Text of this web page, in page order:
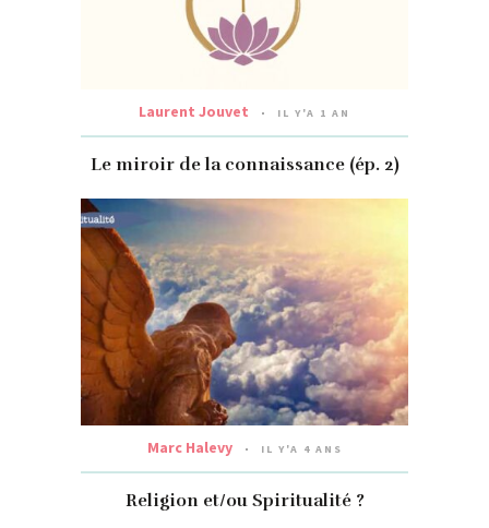
Laurent Jouvet IL Y'A 1 AN
Le miroir de la connaissance (ép. 2)
Marc Halevy IL Y'A 4 ANS
Religion et/ou Spiritualité ?